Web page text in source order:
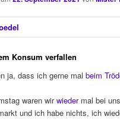
Konsum verfallen
ja, dass ich gerne malbeim
waren wirwiedermal bei
und ich habe nichts, ich